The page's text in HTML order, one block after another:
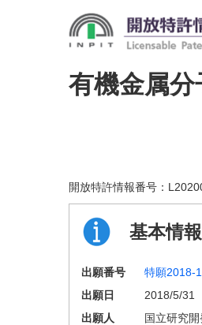
有機金属
開放特許情報番号：
基本情報
出願番号 特願2018-
出願日
2018/5/31
出願人
国立研究